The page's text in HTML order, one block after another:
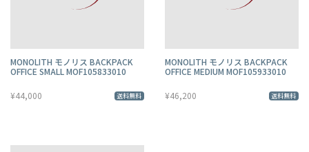
MONOLITH モノリス BACKPACK
OFFICE SMALL MOF105833010
¥44,000 送料無料
MONOLITH モノリス BACKPACK
OFFICE MEDIUM MOF105933010
¥46,200 送料無料